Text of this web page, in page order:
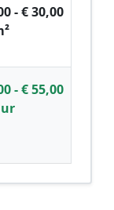
- € 30,00
- € 55,00